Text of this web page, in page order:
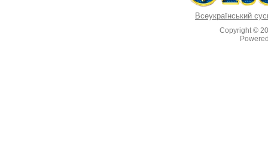
Всеукраїнський
Copyright ©